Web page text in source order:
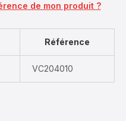
de mon produit ?
Référence
VC204010